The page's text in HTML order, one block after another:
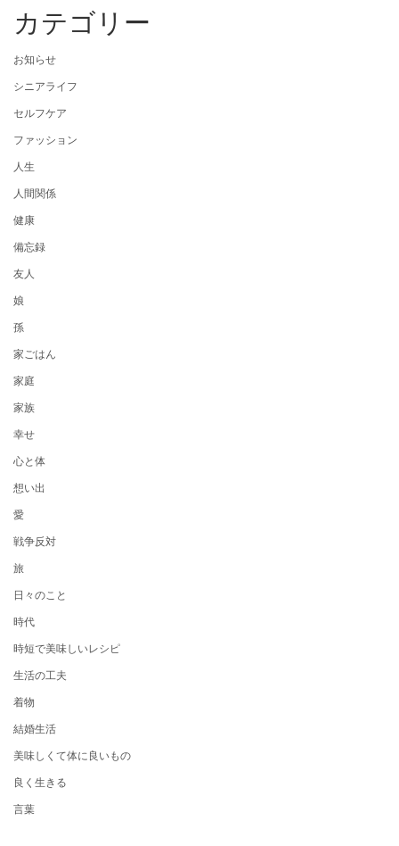
カテゴリー
お知らせ
シニアライフ
セルフケア
ファッション
人生
人間関係
健康
備忘録
友人
娘
孫
家ごはん
家庭
家族
幸せ
心と体
想い出
愛
戦争反対
旅
日々のこと
時代
時短で美味しいレシピ
生活の工夫
着物
結婚生活
美味しくて体に良いもの
良く生きる
言葉